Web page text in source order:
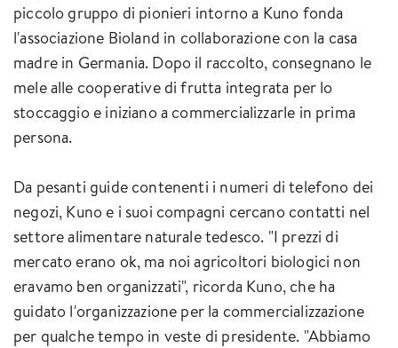
piccolo gruppo di pionieri intorno a Kuno fonda
l'associazione Bioland in collaborazione con la casa
madre in Germania. Dopo il raccolto, consegnano le
mele alle cooperative di frutta integrata per lo
stoccaggio e iniziano a commercializzarle in prima
persona.
Da pesanti guide contenenti i numeri di telefono dei
negozi, Kuno e i suoi compagni cercano contatti nel
settore alimentare naturale tedesco. "I prezzi di
mercato erano ok, ma noi agricoltori biologici non
eravamo ben organizzati", ricorda Kuno, che ha
guidato l'organizzazione per la commercializzazione
per qualche tempo in veste di presidente. "Abbiamo